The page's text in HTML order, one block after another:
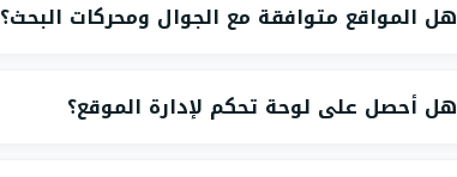
هل المواقع متوافقة مع الجوال ومحركات البحث؟
هل أحصل على لوحة تحكم لإدارة الموقع؟